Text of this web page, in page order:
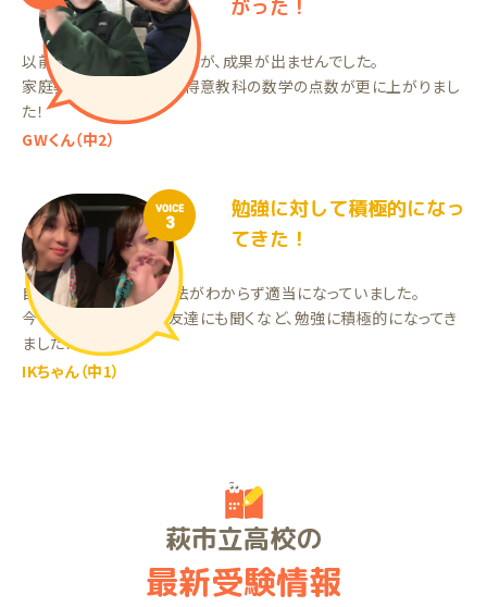
がった！
以前は塾に通っていましたが、成果が出ませんでした。
家庭教師を始めてから、得意教科の数学の点数が更に上がりまし
た！
GWくん（中2）
VOICE
3
勉強に対して積極的になっ
てきた！
自主学習しても勉強方法がわからず適当になっていました。
今は、わからない所を友達にも聞くなど、勉強に積極的になってき
ました！
IKちゃん（中1）
萩市立高校の
最新受験情報